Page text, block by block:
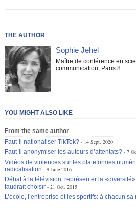
THE AUTHOR
Sophie Jehel
Maître de conférence en
communication, Paris 8.
YOU MIGHT ALSO LIKE
From the same author
Faut-il nationaliser TikTok?
14 Sept. 2020
Faut-il anonymiser les auteurs d’attentats?
7
Vidéos de violences sur les plateformes
radicalisation
9 June 2016
Débat à la télévision: représenter la
faudrait choisir
21 Oct. 2015
L’école, l’entreprise et les sportifs: à chacun sa